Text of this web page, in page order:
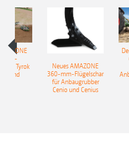
Tyrok
Neues AMAZONE
360-mm-Flügelschar
für Anbaugrubber
Cenio und Cenius